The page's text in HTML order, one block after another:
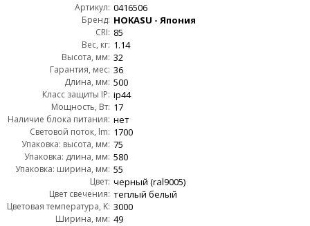
Артикул: 0416506
Бренд: HOKASU - Япония
CRI: 85
Вес, кг: 1.14
Высота, мм: 32
Гарантия, мес: 36
Длина, мм: 500
Класс защиты IP: ip44
Мощность, Вт: 17
Наличие блока питания: нет
Световой поток, lm: 1700
Упаковка: высота, мм: 75
Упаковка: длина, мм: 580
Упаковка: ширина, мм: 55
Цвет: черный (ral9005)
Цвет свечения: теплый белый
Цветовая температура, K: 3000
Ширина, мм: 49